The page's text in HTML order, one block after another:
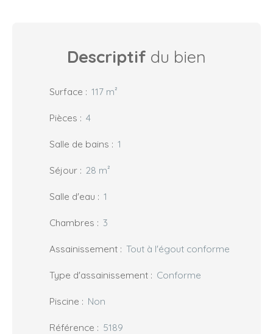
Descriptif du bien
Surface : 117 m²
Pièces : 4
Salle de bains : 1
Séjour : 28 m²
Salle d'eau : 1
Chambres : 3
Assainissement : Tout à l'égout conforme
Type d'assainissement : Conforme
Piscine : Non
Référence : 5189